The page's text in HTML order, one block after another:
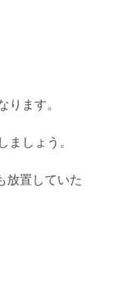
ます。
しょう。
放置していた